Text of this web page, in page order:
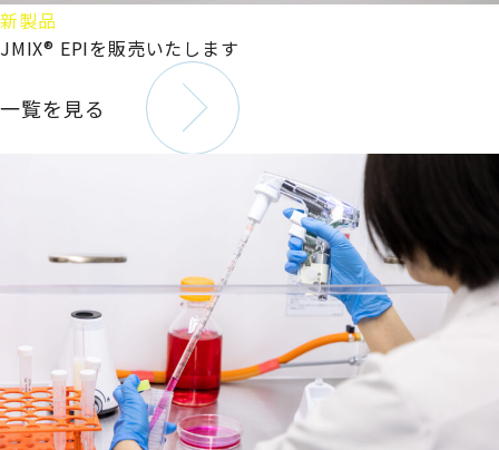
新製品
JMIX® EPIを販売いたします
一覧を見る